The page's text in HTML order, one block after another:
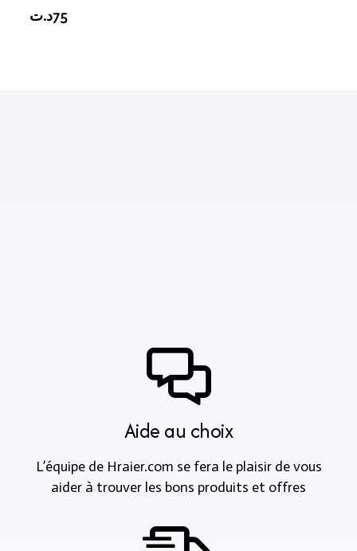
75د.ت
Aide au choix
L’équipe de Hraier.com se fera le plaisir de vous
aider à trouver les bons produits et offres